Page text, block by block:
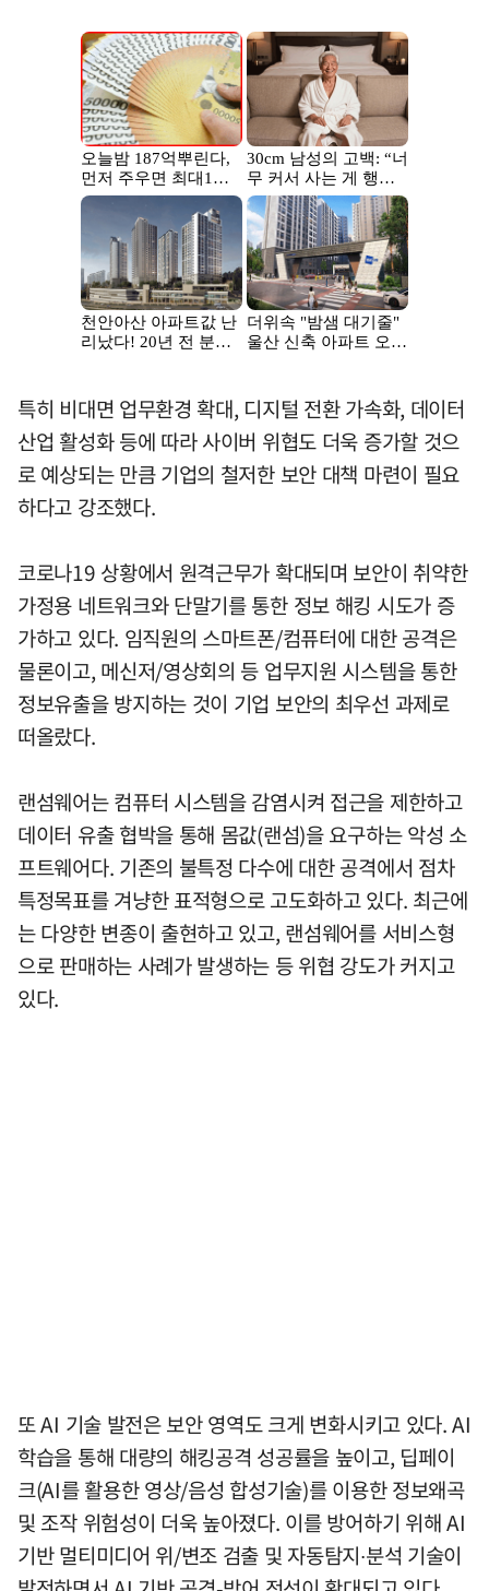
특히 비대면 업무환경 확대, 디지털 전환 가속화, 데이터
산업 활성화 등에 따라 사이버 위협도 더욱 증가할 것으
로 예상되는 만큼 기업의 철저한 보안 대책 마련이 필요
하다고 강조했다.
코로나19 상황에서 원격근무가 확대되며 보안이 취약한
가정용 네트워크와 단말기를 통한 정보 해킹 시도가 증
가하고 있다. 임직원의 스마트폰/컴퓨터에 대한 공격은
물론이고, 메신저/영상회의 등 업무지원 시스템을 통한
정보유출을 방지하는 것이 기업 보안의 최우선 과제로
떠올랐다.
랜섬웨어는 컴퓨터 시스템을 감염시켜 접근을 제한하고
데이터 유출 협박을 통해 몸값(랜섬)을 요구하는 악성 소
프트웨어다. 기존의 불특정 다수에 대한 공격에서 점차
특정목표를 겨냥한 표적형으로 고도화하고 있다. 최근에
는 다양한 변종이 출현하고 있고, 랜섬웨어를 서비스형
으로 판매하는 사례가 발생하는 등 위협 강도가 커지고
있다.
또 AI 기술 발전은 보안 영역도 크게 변화시키고 있다. AI
학습을 통해 대량의 해킹공격 성공률을 높이고, 딥페이
크(AI를 활용한 영상/음성 합성기술)를 이용한 정보왜곡
및 조작 위험성이 더욱 높아졌다. 이를 방어하기 위해 AI
기반 멀티미디어 위/변조 검출 및 자동탐지∙분석 기술이